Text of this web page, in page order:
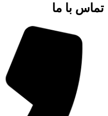
تماس با ما